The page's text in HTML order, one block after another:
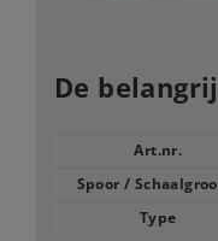
De
Art.nr.
Spoor /
Type